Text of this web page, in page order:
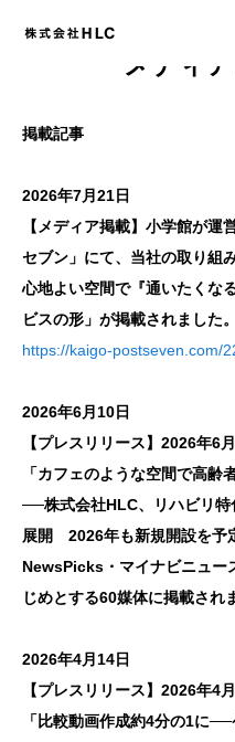
メディ
掲載記事
2026年7月21日
【メディア掲載】小学館が運
セブン」にて、当社の取り組
心地よい空間で『通いたくな
ビスの形」が掲載されました。
https://kaigo-postseven.com/
2026年6月10日
【プレスリリース】2026年6
「カフェのような空間で高齢
──株式会社HLC、リハビリ
展開 2026年も新規開設を予
NewsPicks・マイナビニュー
じめとする60媒体に掲載され
2026年4月14日
【プレスリリース】2026年4
「比較動画作成約4分の1に
会社概要
フランチャイズ募集
事業所 譲渡・売却
採用情報
資料請求・お問合せ
メディア